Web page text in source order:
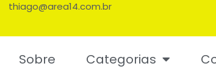
thiago@area14.com.br
Sobre Categorias